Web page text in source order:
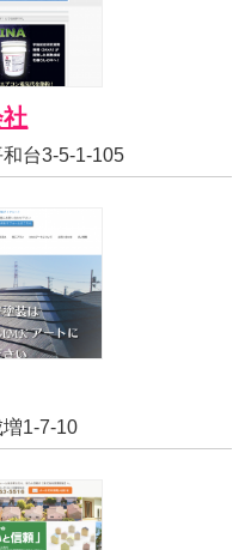
台3-5-1-105
1-7-10